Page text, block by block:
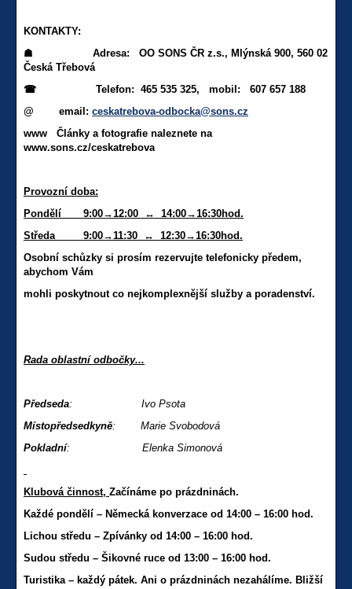
KONTAKTY:
☗ Adresa: OO SONS ČR z.s., Mlýnská 900, 560 02
Česká Třebová
☎ Telefon: 465 535 325, mobil: 607 657 188
@ email: ceskatrebova-odbocka@sons.cz
www Články a fotografie naleznete na
www.sons.cz/ceskatrebova
Provozní doba:
Pondělí 9:00→12:00 ↔ 14:00→16:30hod.
Středa 9:00→11:30 ↔ 12:30→16:30hod.
Osobní schůzky si prosím rezervujte telefonicky předem,
abychom Vám
mohli poskytnout co nejkomplexnější služby a poradenství.
Rada oblastní odbočky...
Předseda: Ivo Psota
Místopředsedkyně: Marie Svobodová
Pokladní: Elenka Simonová
Klubová činnost, Začínáme po prázdninách.
Každé pondělí – Německá konverzace od 14:00 – 16:00 hod.
Lichou středu – Zpívánky od 14:00 – 16:00 hod.
Sudou středu – Šikovné ruce od 13:00 – 16:00 hod.
Turistika – každý pátek. Ani o prázdninách nezahálíme. Bližší